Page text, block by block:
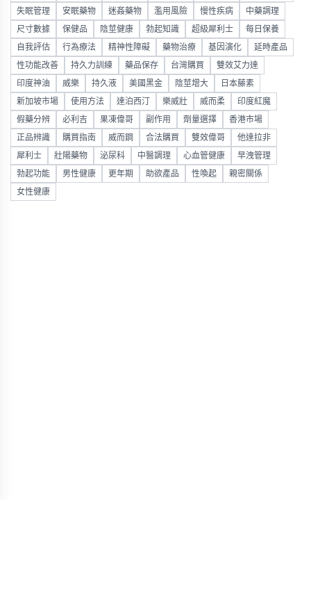
失眠管理 安眠藥物 迷姦藥物 濫用風險 慢性疾病 中藥調理
尺寸數據 保健品 陰莖健康 勃起知識 超級犀利士 每日保養
自我評估 行為療法 精神性障礙 藥物治療 基因演化 延時產品
性功能改善 持久力訓練 藥品保存 台灣購買 雙效艾力達
印度神油 威樂 持久液 美國黑金 陰莖增大 日本藤素
新加坡市場 使用方法 達泊西汀 樂威壯 威而柔 印度紅魔
假藥分辨 必利吉 果凍偉哥 副作用 劑量選擇 香港市場
正品辨識 購買指南 威而鋼 合法購買 雙效偉哥 他達拉非
犀利士 壯陽藥物 泌尿科 中醫調理 心血管健康 早洩管理
勃起功能 男性健康 更年期 助欲產品 性喚起 親密關係
女性健康